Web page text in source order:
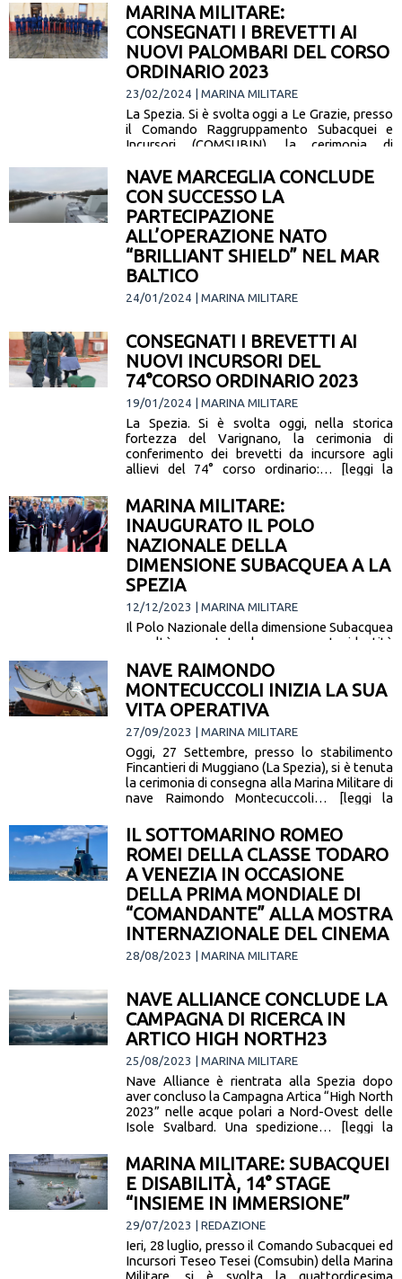
MARINA MILITARE:
CONSEGNATI I BREVETTI AI
NUOVI PALOMBARI DEL CORSO
ORDINARIO 2023
23/02/2024 | MARINA MILITARE
La Spezia. Si è svolta oggi a Le Grazie, presso
il Comando Raggruppamento Subacquei e
Incursori (COMSUBIN), la cerimonia di
[leggi la notizia]
NAVE MARCEGLIA CONCLUDE
CON SUCCESSO LA
PARTECIPAZIONE
ALL’OPERAZIONE NATO
“BRILLIANT SHIELD” NEL MAR
BALTICO
24/01/2024 | MARINA MILITARE
Marceglia, dopo aver concluso sei mesi di
attività operativa nel Mar Baltico. Durante la
sua permanenza in… [leggi la notizia]
CONSEGNATI I BREVETTI AI
NUOVI INCURSORI DEL
74°CORSO ORDINARIO 2023
19/01/2024 | MARINA MILITARE
La Spezia. Si è svolta oggi, nella storica
fortezza del Varignano, la cerimonia di
conferimento dei brevetti da incursore agli
allievi del 74° corso ordinario:… [leggi la
MARINA MILITARE:
INAUGURATO IL POLO
NAZIONALE DELLA
DIMENSIONE SUBACQUEA A LA
SPEZIA
12/12/2023 | MARINA MILITARE
Il Polo Nazionale della dimensione Subacquea
- realtà connotata da una marcata identità
tra strutture pubbliche e private - nasce…
[leggi la notizia]
NAVE RAIMONDO
MONTECUCCOLI INIZIA LA SUA
VITA OPERATIVA
27/09/2023 | MARINA MILITARE
Oggi, 27 Settembre, presso lo stabilimento
Fincantieri di Muggiano (La Spezia), si è tenuta
la cerimonia di consegna alla Marina Militare di
nave Raimondo Montecuccoli… [leggi la
IL SOTTOMARINO ROMEO
ROMEI DELLA CLASSE TODARO
A VENEZIA IN OCCASIONE
DELLA PRIMA MONDIALE DI
“COMANDANTE” ALLA MOSTRA
INTERNAZIONALE DEL CINEMA
28/08/2023 | MARINA MILITARE
classe dedicata al comandante Salvatore
Todaro (tipo U212A), impegnato in attività
addestrativa in Adriatico, effettuerà una
sosta logistica a… [leggi la notizia]
NAVE ALLIANCE CONCLUDE LA
CAMPAGNA DI RICERCA IN
ARTICO HIGH NORTH23
25/08/2023 | MARINA MILITARE
Nave Alliance è rientrata alla Spezia dopo
aver concluso la Campagna Artica “High North
2023” nelle acque polari a Nord-Ovest delle
Isole Svalbard. Una spedizione… [leggi la
MARINA MILITARE: SUBACQUEI
E DISABILITÀ, 14° STAGE
“INSIEME IN IMMERSIONE”
29/07/2023 | REDAZIONE
Ieri, 28 luglio, presso il Comando Subacquei ed
Incursori Teseo Tesei (Comsubin) della Marina
Militare, si è svolta la quattordicesima